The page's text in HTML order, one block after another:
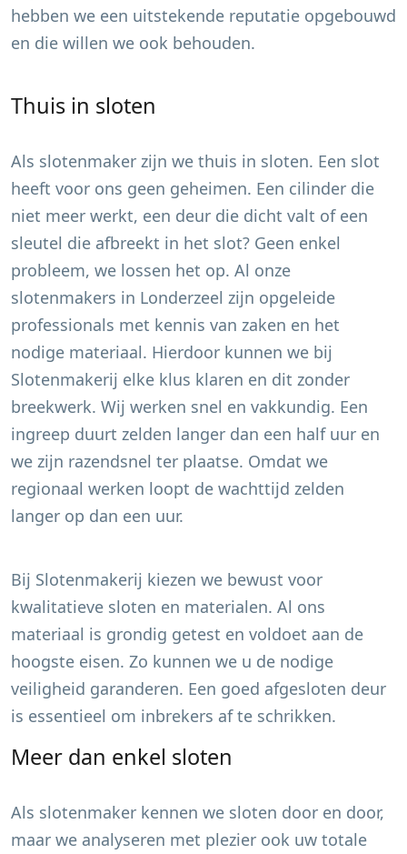
hebben we een uitstekende reputatie opgebouwd
en die willen we ook behouden.
Thuis in sloten
Als slotenmaker zijn we thuis in sloten. Een slot
heeft voor ons geen geheimen. Een cilinder die
niet meer werkt, een deur die dicht valt of een
sleutel die afbreekt in het slot? Geen enkel
probleem, we lossen het op. Al onze
slotenmakers in Londerzeel zijn opgeleide
professionals met kennis van zaken en het
nodige materiaal. Hierdoor kunnen we bij
Slotenmakerij elke klus klaren en dit zonder
breekwerk. Wij werken snel en vakkundig. Een
ingreep duurt zelden langer dan een half uur en
we zijn razendsnel ter plaatse. Omdat we
regionaal werken loopt de wachttijd zelden
langer op dan een uur.
Bij Slotenmakerij kiezen we bewust voor
kwalitatieve sloten en materialen. Al ons
materiaal is grondig getest en voldoet aan de
hoogste eisen. Zo kunnen we u de nodige
veiligheid garanderen. Een goed afgesloten deur
is essentieel om inbrekers af te schrikken.
Meer dan enkel sloten
Als slotenmaker kennen we sloten door en door,
maar we analyseren met plezier ook uw totale